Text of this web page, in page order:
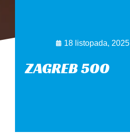
18 listopada, 2025
ZAGREB 500